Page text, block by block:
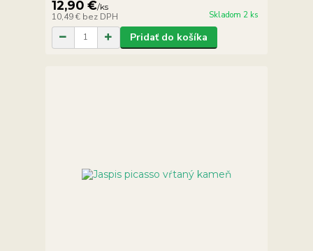
12,90 €/ks
10,49 € bez DPH Skladom 2 ks
Pridať do košíka